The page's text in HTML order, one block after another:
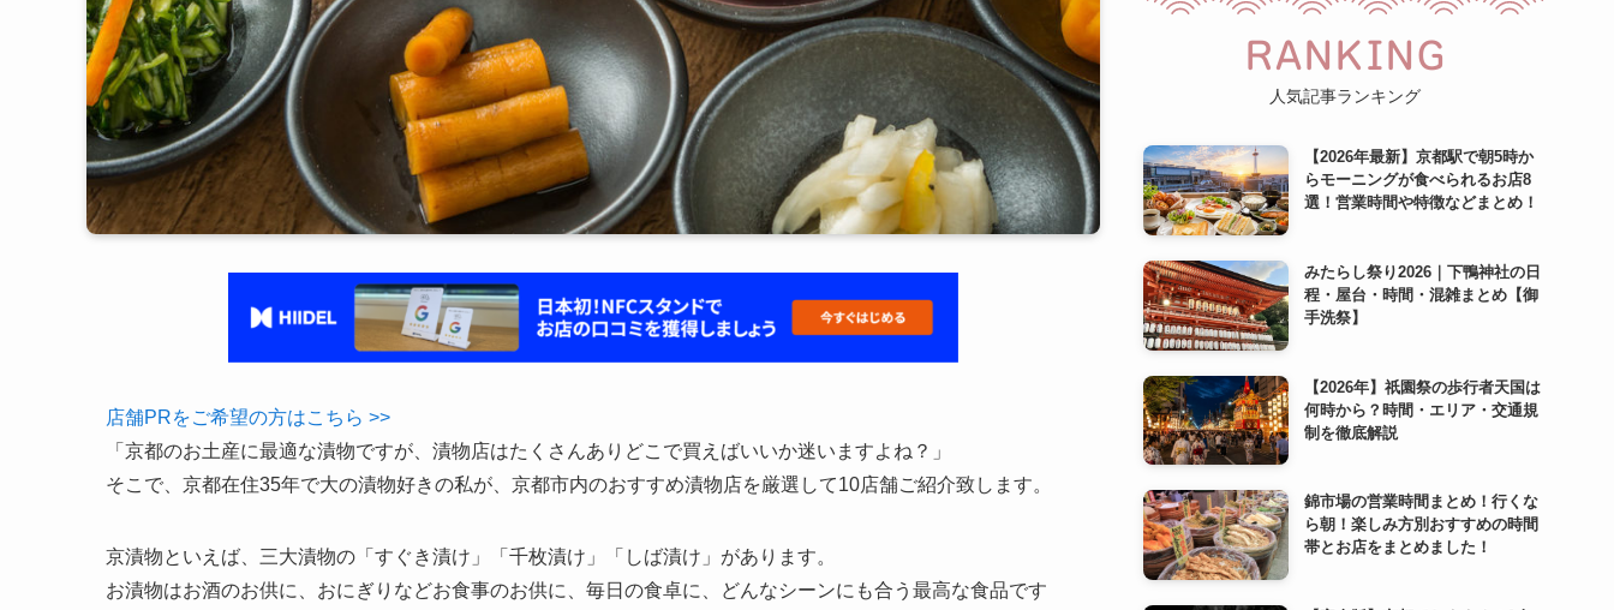
店舗PRをご希望の方はこちら >>
「京都のお土産に最適な漬物ですが、漬物店はたくさんありどこで買えばいいか迷いますよね？」
そこで、京都在住35年で大の漬物好きの私が、京都市内のおすすめ漬物店を厳選して10店舗ご紹介致します。
京漬物といえば、三大漬物の「すぐき漬け」「千枚漬け」「しば漬け」があります。
お漬物はお酒のお供に、おにぎりなどお食事のお供に、毎日の食卓に、どんなシーンにも合う最高な食品です
RANKING
人気記事ランキング
【2026年最新】京都駅で朝5時か
らモーニングが食べられるお店8
選！営業時間や特徴などまとめ！
みたらし祭り2026｜下鴨神社の日
程・屋台・時間・混雑まとめ【御
手洗祭】
【2026年】祇園祭の歩行者天国は
何時から？時間・エリア・交通規
制を徹底解説
錦市場の営業時間まとめ！行くな
ら朝！楽しみ方別おすすめの時間
帯とお店をまとめました！